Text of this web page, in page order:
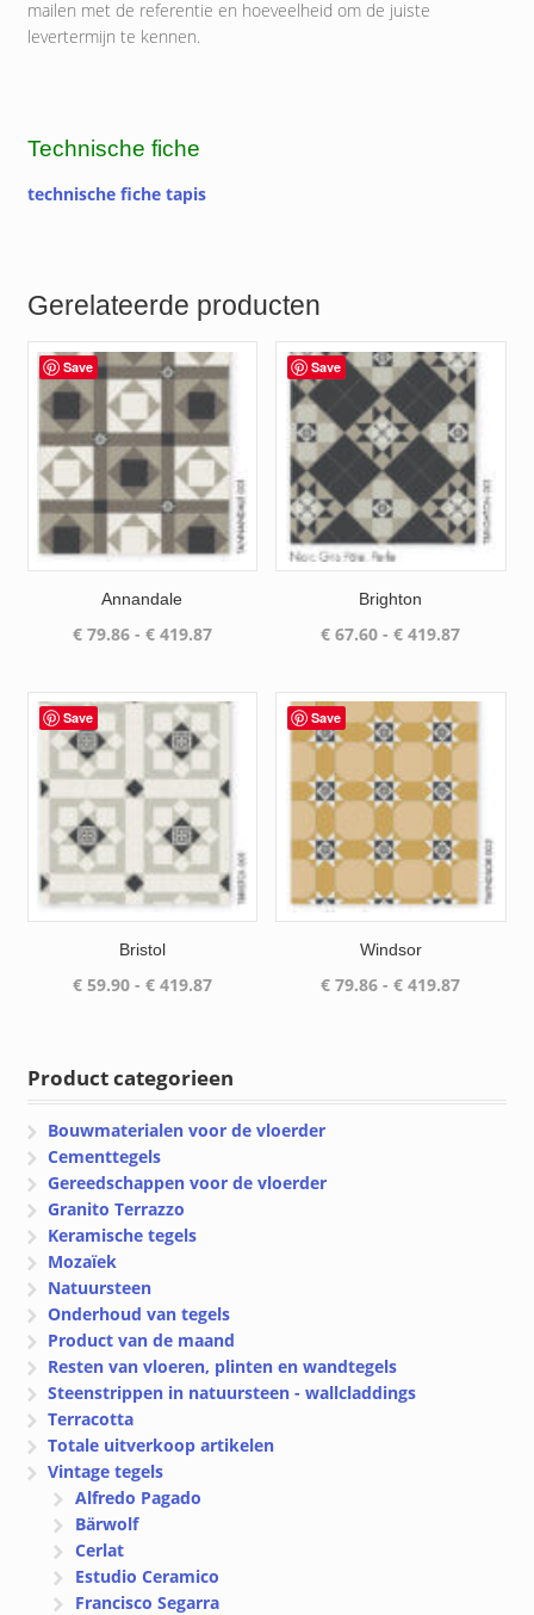
mailen met de referentie en hoeveelheid om de juiste
levertermijn te kennen.
Technische fiche
technische fiche tapis
Gerelateerde producten
Save
Annandale
€79.86 - €419.87Prijsklasse:
€ 419.87
Save
Brighton
€ 67.60 - € 419.87
Save
Bristol
€59.90 - €419.87Prijsklasse:
Save
Windsor
€ 79.86 - € 419.87
Product categorieen
Bouwmaterialen voor de vloerder
Cementtegels
Gereedschappen voor de vloerder
Granito Terrazzo
Keramische tegels
Mozaïek
Natuursteen
Onderhoud van tegels
Product van de maand
Resten van vloeren, plinten en wandtegels
Steenstrippen in natuursteen - wallcladdings
Terracotta
Totale uitverkoop artikelen
Vintage tegels
Alfredo Pagado
Bärwolf
Cerlat
Estudio Ceramico
Francisco Segarra